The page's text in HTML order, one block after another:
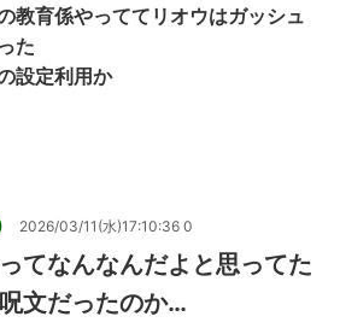
教育係やっててリオウはガッシュ
た
設定利用か
2026/03/11(水)17:10:36 0
てなんなんだよと思ってた
文だったのか…